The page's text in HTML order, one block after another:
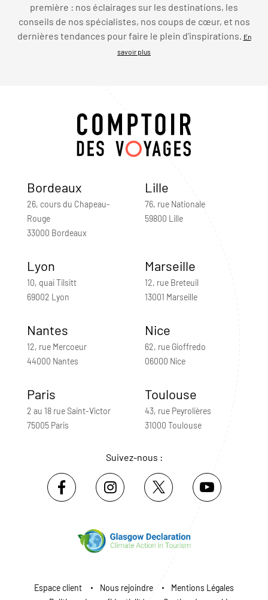
première : nos éclairages sur les destinations, les
conseils de nos spécialistes, nos coups de cœur, et nos
dernières tendances pour faire le plein d’inspirations. En
savoir plus
Bordeaux
26, cours du Chapeau-
Rouge
33000 Bordeaux
Lille
76, rue Nationale
59800 Lille
Lyon
10, quai Tilsitt
69002 Lyon
Marseille
12, rue Breteuil
13001 Marseille
Nantes
12, rue Mercoeur
44000 Nantes
Nice
62, rue Gioffredo
06000 Nice
Paris
2 au 18 rue Saint-Victor
75005 Paris
Toulouse
43, rue Peyrolières
31000 Toulouse
Suivez-nous :
Espace client Nous rejoindre
Mentions Légales